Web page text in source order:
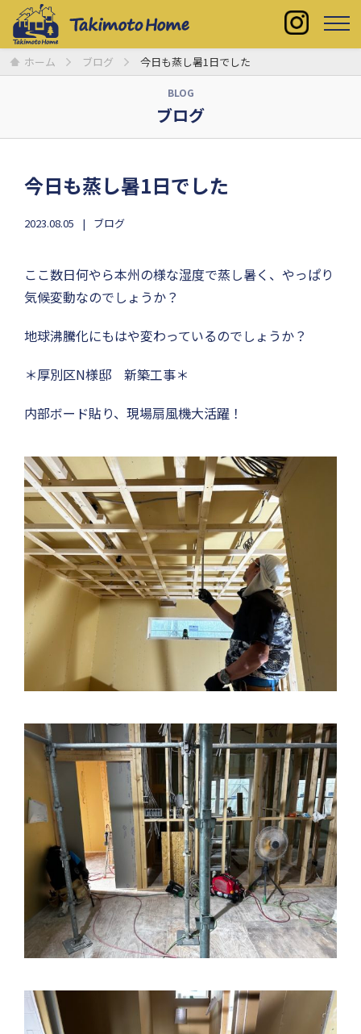
ホーム ブログ 今日も蒸し暑1日でした
BLOG
ブログ
今日も蒸し暑1日でした
2023.08.05 ブログ
ここ数日何やら本州の様な湿度で蒸し暑く、やっぱり
気候変動なのでしょうか？
地球沸騰化にもはや変わっているのでしょうか？
＊厚別区N様邸 新築工事＊
内部ボード貼り、現場扇風機大活躍！